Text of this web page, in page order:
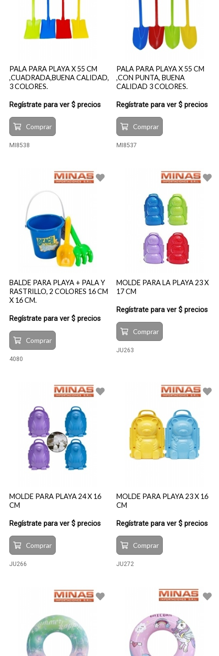
PALA PARA PLAYA X 55 CM
,CUADRADA,BUENA CALIDAD,
3 COLORES.
Regístrate para ver $ precios
Comprar
MI8538
PALA PARA PLAYA X 55 CM
,CON PUNTA, BUENA
CALIDAD 3 COLORES.
Regístrate para ver $ precios
Comprar
MI8537
BALDE PARA PLAYA + PALA Y
RASTRILLO, 2 COLORES 16 CM
X 16 CM.
Regístrate para ver $ precios
Comprar
4080
MOLDE PARA LA PLAYA 23 X
17 CM
Regístrate para ver $ precios
Comprar
JU263
MOLDE PARA PLAYA 24 X 16
CM
Regístrate para ver $ precios
Comprar
JU266
MOLDE PARA PLAYA 23 X 16
CM
Regístrate para ver $ precios
Comprar
JU272